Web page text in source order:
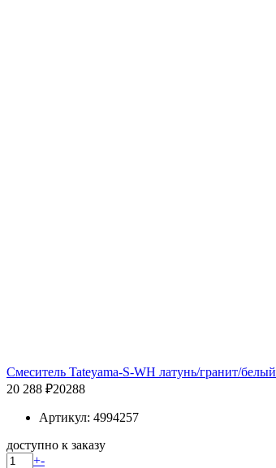
Смеситель Tateyama-S-WH латунь/гранит/белый
20 288 ₽20288
Артикул: 4994257
доступно к заказу
+-